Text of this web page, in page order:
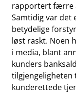
rapportert færre
Samtidig var det
betydelige
løst raskt. Noen
i media, blant
kunders
tilgjengeligheten
kunderettede